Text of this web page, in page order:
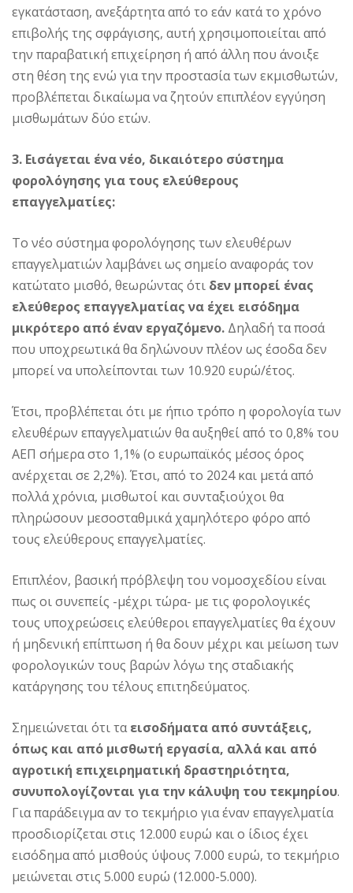
εγκατάσταση, ανεξάρτητα από το εάν κατά το χρόνο
επιβολής της σφράγισης, αυτή χρησιμοποιείται από
την παραβατική επιχείρηση ή από άλλη που άνοιξε
στη θέση της ενώ για την προστασία των εκμισθωτών,
προβλέπεται δικαίωμα να ζητούν επιπλέον εγγύηση
μισθωμάτων δύο ετών.
3. Εισάγεται ένα νέο, δικαιότερο σύστημα
φορολόγησης για τους ελεύθερους
επαγγελματίες:
Το νέο σύστημα φορολόγησης των ελευθέρων
επαγγελματιών λαμβάνει ως σημείο αναφοράς τον
κατώτατο μισθό, θεωρώντας ότι δεν μπορεί ένας
ελεύθερος επαγγελματίας να έχει εισόδημα
μικρότερο από έναν εργαζόμενο. Δηλαδή τα ποσά
που υποχρεωτικά θα δηλώνουν πλέον ως έσοδα δεν
μπορεί να υπολείπονται των 10.920 ευρώ/έτος.
Έτσι, προβλέπεται ότι με ήπιο τρόπο η φορολογία των
ελευθέρων επαγγελματιών θα αυξηθεί από το 0,8% του
ΑΕΠ σήμερα στο 1,1% (ο ευρωπαϊκός μέσος όρος
ανέρχεται σε 2,2%). Έτσι, από το 2024 και μετά από
πολλά χρόνια, μισθωτοί και συνταξιούχοι θα
πληρώσουν μεσοσταθμικά χαμηλότερο φόρο από
τους ελεύθερους επαγγελματίες.
Επιπλέον, βασική πρόβλεψη του νομοσχεδίου είναι
πως οι συνεπείς -μέχρι τώρα- με τις φορολογικές
τους υποχρεώσεις ελεύθεροι επαγγελματίες θα έχουν
ή μηδενική επίπτωση ή θα δουν μέχρι και μείωση των
φορολογικών τους βαρών λόγω της σταδιακής
κατάργησης του τέλους επιτηδεύματος.
Σημειώνεται ότι ταεισοδήματα από συντάξεις,
όπως και από μισθωτή εργασία, αλλά και από
αγροτική επιχειρηματική δραστηριότητα,
συνυπολογίζονται για την κάλυψη του τεκμηρίου.
Για παράδειγμα αν το τεκμήριο για έναν επαγγελματία
προσδιορίζεται στις 12.000 ευρώ και ο ίδιος έχει
εισόδημα από μισθούς ύψους 7.000 ευρώ, το τεκμήριο
μειώνεται στις 5.000 ευρώ (12.000-5.000).